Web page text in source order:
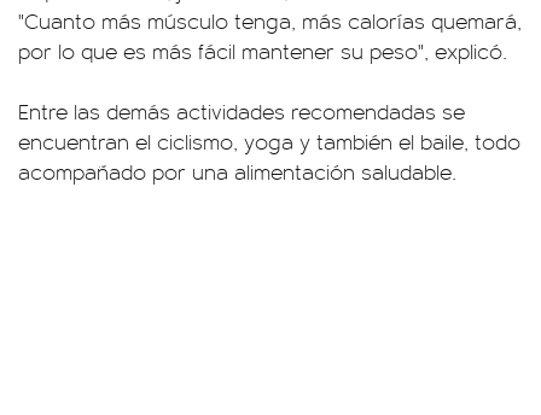
"Cuanto más músculo tenga, más calorías quemará,
por lo que es más fácil mantener su peso", explicó.
Entre las demás actividades recomendadas se
encuentran el ciclismo, yoga y también el baile, todo
acompañado por una alimentación saludable.